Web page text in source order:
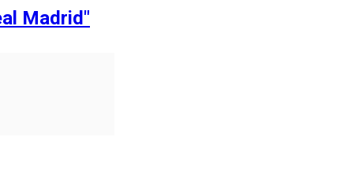
Madrid"